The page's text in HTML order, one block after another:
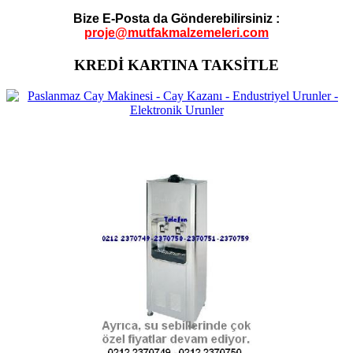
Bize E-Posta da Gönderebilirsiniz :
proje@mutfakmalzemeleri.com
KREDİ KARTINA TAKSİTLE